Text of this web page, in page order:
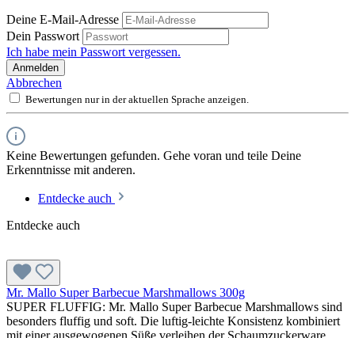
Deine E-Mail-Adresse
Dein Passwort
Ich habe mein Passwort vergessen.
Anmelden
Abbrechen
Bewertungen nur in der aktuellen Sprache anzeigen.
Keine Bewertungen gefunden. Gehe voran und teile Deine
Erkenntnisse mit anderen.
Entdecke auch
Entdecke auch
Mr. Mallo Super Barbecue Marshmallows 300g
SUPER FLUFFIG: Mr. Mallo Super Barbecue Marshmallows sind
besonders fluffig und soft. Die luftig-leichte Konsistenz kombiniert